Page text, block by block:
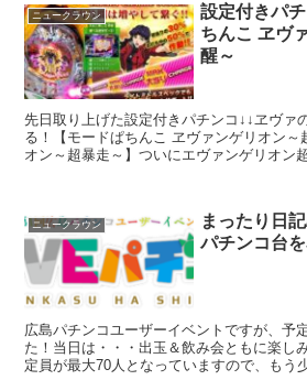
ニュークラウン
設定付きパ
ちんこ ヱヴ
醒～
先日取り上げた設定付きパチンコ↓↓ヱヴァ
る！【モードぱちんこ ヱヴァンゲリオン～
オン～超暴走～】ついにエヴァンゲリオン
ニュークラウン
まったり日
パチンコ台
広島パチンコユーザーイベントですが、予
た！当日は・・・出玉＆飲み会ともに楽し
定員が最大70人となっていますので、もう